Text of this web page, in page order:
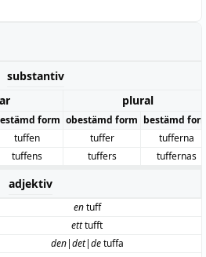
substantiv
plural
form obestämd form bestämd
tuffen tuffer
tufferna
tuffens tuffers tuffernas
adjektiv
entuff
etttufft
den|det|detuffa